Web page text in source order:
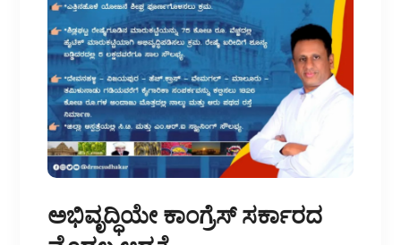
ಅಭಿವೃದ್ಧಿಯೇ ಕಾಂಗ್ರೆಸ್ ಸರ್ಕಾರದ